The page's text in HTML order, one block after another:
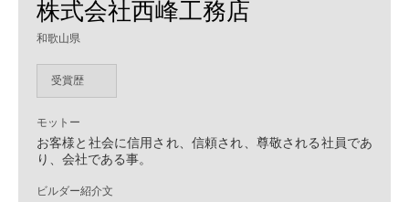
株式会社西峰工務店
和歌山県
受賞歴
モットー
お客様と社会に信用され、信頼され、尊敬される社員であ
り、会社である事。
ビルダー紹介文